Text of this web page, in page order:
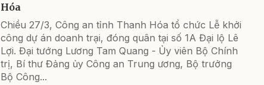
Hóa
Chiều 27/3, Công an tỉnh Thanh Hóa tổ chức Lễ khởi
công dự án doanh trại, đóng quân tại số 1A Đại lộ Lê
Lợi. Đại tướng Lương Tam Quang - Ủy viên Bộ Chính
trị, Bí thư Đảng ủy Công an Trung ương, Bộ trưởng
Bộ Công...